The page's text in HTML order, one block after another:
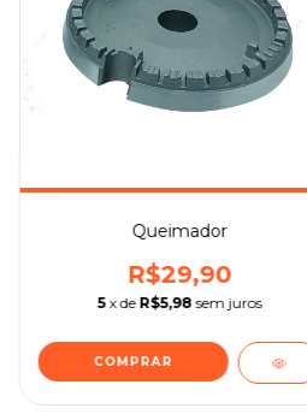
Queimador
R$29,90
5 x de R$5,98 sem juros
COMPRAR